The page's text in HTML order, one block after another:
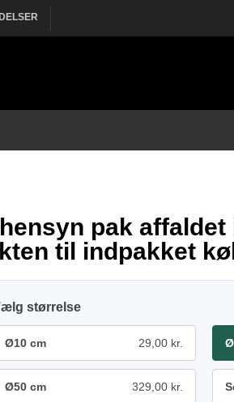
pak
til indpakket
størrelse
Ø10 cm 29,00 kr.
Ø50 cm 329,00 kr.